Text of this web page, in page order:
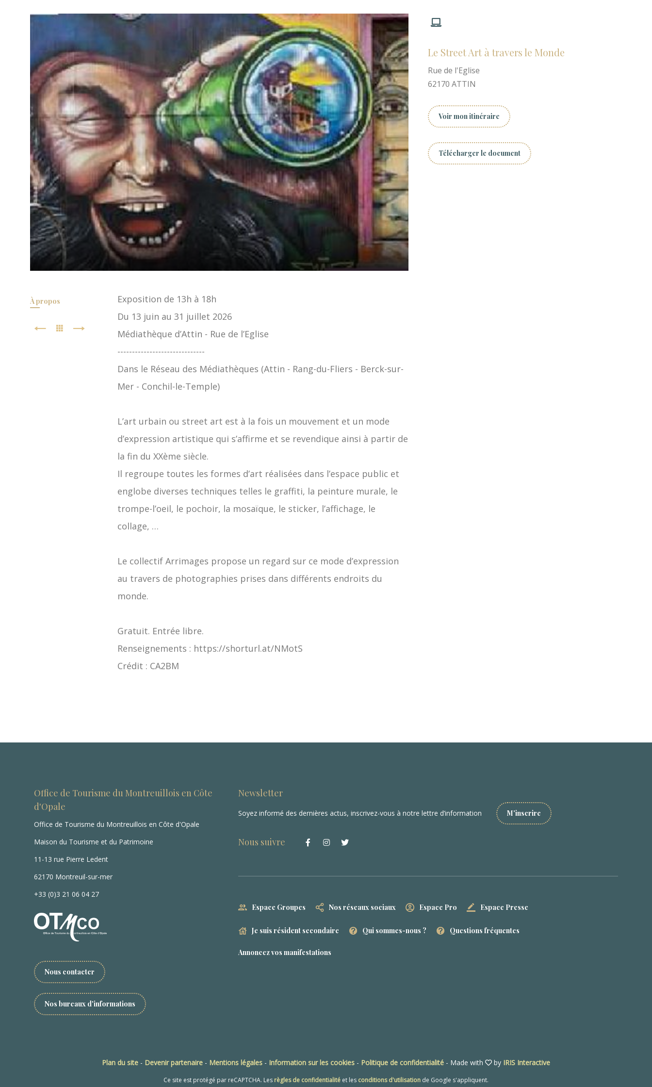
À propos
Exposition de 13h à 18h
Du 13 juin au 31 juillet 2026
Médiathèque d’Attin - Rue de l’Eglise
------------------------------
Dans le Réseau des Médiathèques (Attin - Rang-du-Fliers - Berck-sur-
Mer - Conchil-le-Temple)
L’art urbain ou street art est à la fois un mouvement et un mode
d’expression artistique qui s’affirme et se revendique ainsi à partir de
la fin du XXème siècle.
Il regroupe toutes les formes d’art réalisées dans l’espace public et
englobe diverses techniques telles le graffiti, la peinture murale, le
trompe-l’oeil, le pochoir, la mosaïque, le sticker, l’affichage, le
collage, …
Le collectif Arrimages propose un regard sur ce mode d’expression
au travers de photographies prises dans différents endroits du
monde.
Gratuit. Entrée libre.
Renseignements : https://shorturl.at/NMotS
Crédit : CA2BM
site
internet
Le Street Art à travers le Monde
Rue de l'Eglise
62170 ATTIN
Voir mon itinéraire
Télécharger le document
Office de Tourisme du Montreuillois en Côte
d'Opale
Office de Tourisme du Montreuillois en Côte d'Opale
Maison du Tourisme et du Patrimoine
11-13 rue Pierre Ledent
62170 Montreuil-sur-mer
+33 (0)3 21 06 04 27
Nous contacter
Nos bureaux d'informations
Newsletter
Soyez informé des dernières actus, inscrivez-vous à notre lettre d’information M'inscrire
Nous suivre
Espace Groupes Nos réseaux sociaux Espace Pro Espace Presse
Je suis résident secondaire Qui sommes-nous ? Questions fréquentes
Annoncez vos manifestations
Plan du site - Devenir partenaire - Mentions légales - Information sur les cookies - Politique de confidentialité - Made with by IRIS Interactive
Ce site est protégé par reCAPTCHA. Les règles de confidentialité et les conditions d'utilisation de Google s'appliquent.